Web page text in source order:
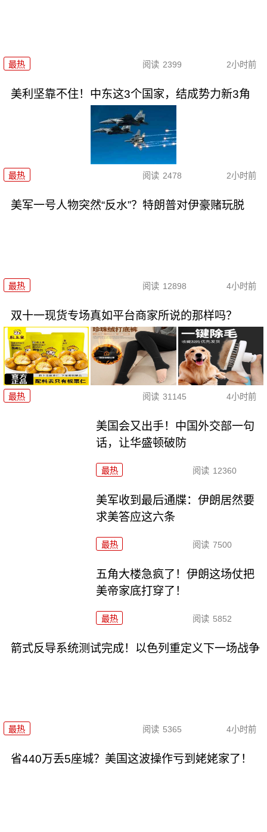
最热 阅读 2399 2小时前
美利坚靠不住！中东这3个国家，结成势力新3角
最热 阅读 2478 2小时前
美军一号人物突然“反水”？特朗普对伊豪赌玩脱
最热 阅读 12898 4小时前
双十一现货专场真如平台商家所说的那样吗？
最热 阅读 31145 4小时前
美国会又出手！中国外交部一句
话，让华盛顿破防
最热 阅读 12360
美军收到最后通牒：伊朗居然要
求美答应这六条
最热 阅读 7500
五角大楼急疯了！伊朗这场仗把
美帝家底打穿了！
最热 阅读 5852
箭式反导系统测试完成！以色列重定义下一场战争
最热 阅读 5365 4小时前
省440万丢5座城？美国这波操作亏到姥姥家了！